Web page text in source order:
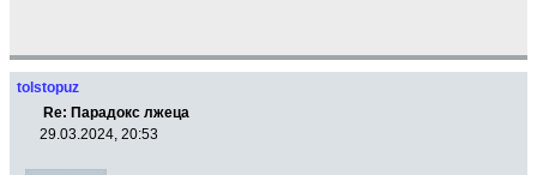
tolstopuz
Re: Парадокс лжеца
29.03.2024, 20:53